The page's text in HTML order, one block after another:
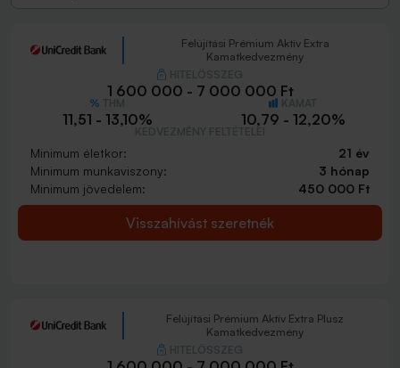
Felújítási Prémium Aktív Extra
Kamatkedvezmény
1 600 000 - 7 000 000 Ft
11,51 - 13,10% 10,79 - 12,20%
Minimum életkor:
21 év
Minimum munkaviszony:
3 hónap
Minimum jövedelem:
450 000 Ft
Visszahívást szeretnék
Felújítási Prémium Aktív Extra Plusz
Kamatkedvezmény